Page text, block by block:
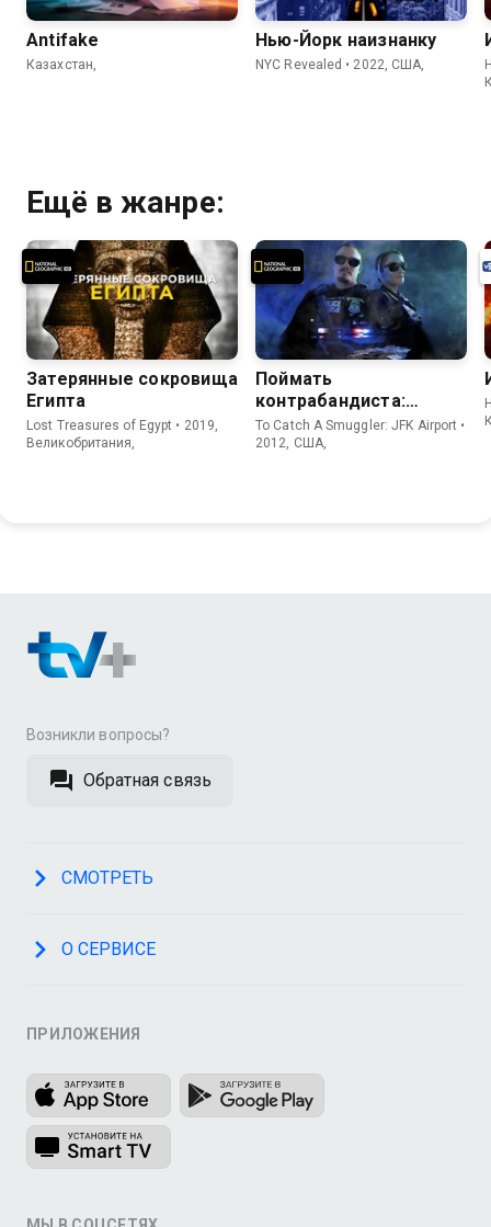
Antifake
Казахстан,
Нью-Йорк наизнанку
NYC Revealed • 2022, США,
Ещё в жанре:
Затерянные сокровища
Египта
Lost Treasures of Egypt • 2019,
Великобритания,
Поймать
контрабандиста:
Аэропорт Кеннеди
To Catch A Smuggler: JFK Airport •
2012, США,
Возникли вопросы?
Обратная связь
СМОТРЕТЬ
О СЕРВИСЕ
ПРИЛОЖЕНИЯ